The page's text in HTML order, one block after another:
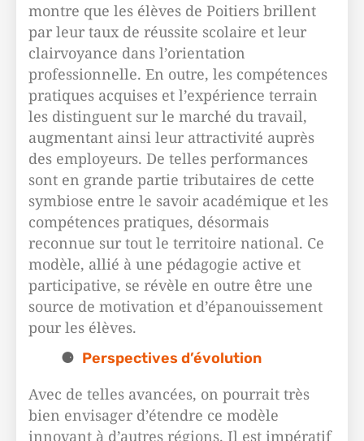
montre que les élèves de Poitiers brillent
par leur taux de réussite scolaire et leur
clairvoyance dans l’orientation
professionnelle. En outre, les compétences
pratiques acquises et l’expérience terrain
les distinguent sur le marché du travail,
augmentant ainsi leur attractivité auprès
des employeurs. De telles performances
sont en grande partie tributaires de cette
symbiose entre le savoir académique et les
compétences pratiques, désormais
reconnue sur tout le territoire national. Ce
modèle, allié à une pédagogie active et
participative, se révèle en outre être une
source de motivation et d’épanouissement
pour les élèves.
Perspectives d’évolution
Avec de telles avancées, on pourrait très
bien envisager d’étendre ce modèle
innovant à d’autres régions. Il est impératif